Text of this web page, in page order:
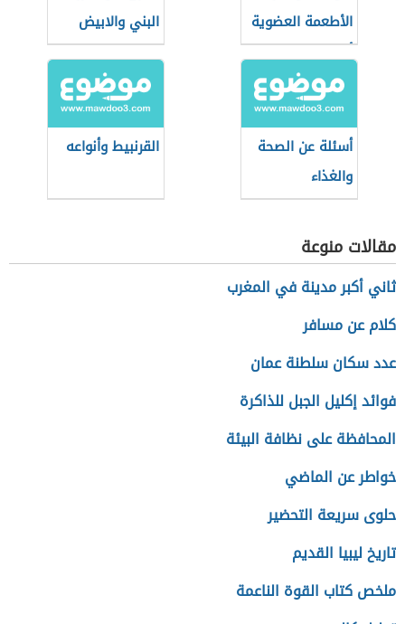
الأطعمة العضوية
أثناء التسوق؟
البني والابيض
أسئلة عن الصحة
والغذاء
القرنبيط وأنواعه
مقالات منوعة
ثاني أكبر مدينة في المغرب
كلام عن مسافر
عدد سكان سلطنة عمان
فوائد إكليل الجبل للذاكرة
المحافظة على نظافة البيئة
خواطر عن الماضي
حلوى سريعة التحضير
تاريخ ليبيا القديم
ملخص كتاب القوة الناعمة